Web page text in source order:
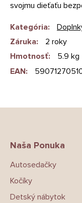
svojmu dieťaťu
Kategória:
Záruka:
2 roky
Hmotnosť:
5.9 kg
EAN:
Naša Ponuka
Autosedačky
Kočíky
Detský nábytok